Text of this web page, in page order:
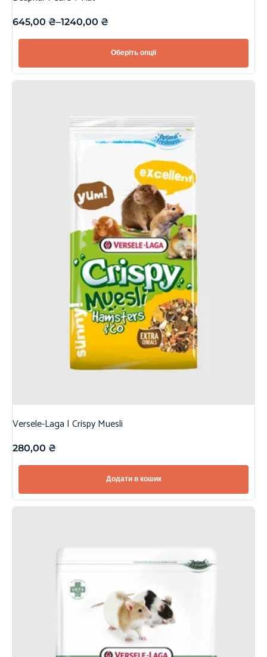
645,00 ₴–1240,00 ₴
Оберіть опції
Versele-Laga | Crispy Muesli
280,00 ₴
Додати в кошик